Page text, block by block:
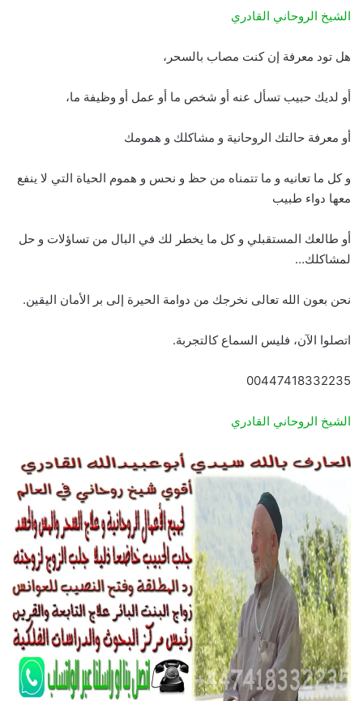
الشيخ الروحاني القادري
هل تود معرفة إن كنت مصاب بالسحر،
أو لديك حبيب تسأل عنه أو شخص ما أو عمل أو وظيفة ما،
أو معرفة حالتك الروحانية و مشاكلك و همومك
و كل ما تعانيه و ما تتمناه من حظ و نحس و هموم الحياة التي لا ينفع
معها دواء طبيب
أو طالعك المستقبلي و كل ما يخطر لك في البال من تساؤلات و حل
لمشاكلك…
نحن بعون الله تعالى نخرجك من دوامة الحيرة إلى بر الأمان اليقين.
اتصلوا الآن، فليس السماع كالتجربة.
00447418332235
الشيخ الروحاني القادري